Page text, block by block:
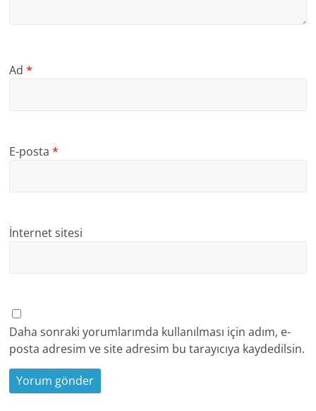
Ad*
E-posta*
İnternet sitesi
Daha sonraki yorumlarımda kullanılması için adım, e-
posta adresim ve site adresim bu tarayıcıya kaydedilsin.